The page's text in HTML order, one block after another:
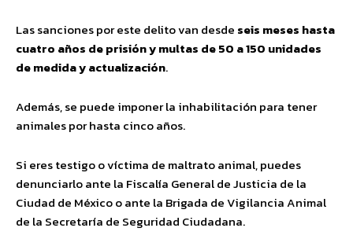
Las sanciones por este delito van desde seis meses hasta
cuatro años de prisión y multas de 50 a 150 unidades
de medida y actualización.
Además, se puede imponer la inhabilitación para tener
animales por hasta cinco años.
Si eres testigo o víctima de maltrato animal, puedes
denunciarlo ante la Fiscalía General de Justicia de la
Ciudad de México o ante la Brigada de Vigilancia Animal
de la Secretaría de Seguridad Ciudadana.